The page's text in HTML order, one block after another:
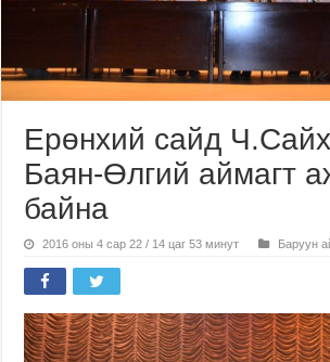
Ерөнхий сайд
Баян-Өлгий аймагт
байна
2016 оны 4 сар 22 / 14 цаг 53 минут Баруун